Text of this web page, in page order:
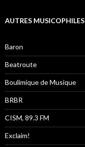
AUTRES MUSICOPHILES
Baron
Beatroute
Boulimique de Musique
BRBR
CISM, 89.3 FM
Exclaim!